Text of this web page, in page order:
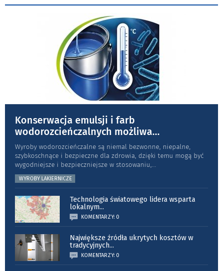
Konserwacja emulsji i farb
wodorozcieńczalnych możliwa...
Wyroby wodorozcieńczalne są niemal bezwonne, niepalne,
szybkoschnące i bezpieczne dla zdrowia, dzięki temu mogą być
wygodniejsze i bezpieczniejsze w stosowaniu,
WYROBY LAKIERNICZE
Technologia światowego lidera wsparta
lokalnym...
KOMENTARZY: 0
Największe źródła ukrytych kosztów w
tradycyjnych...
KOMENTARZY: 0